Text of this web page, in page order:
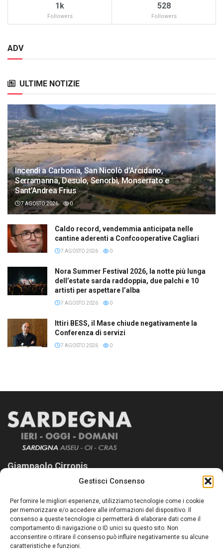
Gestisci Consenso
Per fornire le migliori esperienze, utilizziamo tecnologie come i cookie
per memorizzare e/o accedere alle informazioni del dispositivo. Il
consenso a queste tecnologie ci permetterà di elaborare dati come il
comportamento di navigazione o ID unici su questo sito. Non
acconsentire o ritirare il consenso può influire negativamente su alcune
caratteristiche e funzioni.
1k
Followers
528
Followers
ADV
ULTIME NOTIZIE
Incendi a Carbonia, San Nicolò d’Arcidano,
Serramanna, Desulo, Senorbì, Monserrato e
Sant’Andrea Frius
7 AGOSTO 2026 0
Caldo record, vendemmia anticipata nelle
cantine aderenti a Confcooperative Cagliari
7 AGOSTO 2026 0
Nora Summer Festival 2026, la notte più lunga
dell’estate sarda raddoppia, due palchi e 10
artisti per aspettare l’alba
7 AGOSTO 2026 0
Ittiri BESS, il Mase chiude negativamente la
Conferenza di servizi
7 AGOSTO 2026 0
Giampaolo Cirronis
Sardegna Ieri-Oggi-Domani nasce per informare “liberamente” i
lettori su quanto accade in Sardegna, con un occhio rivolto al
nostro passato e, soprattutto, al nostro futuro
Follow Us